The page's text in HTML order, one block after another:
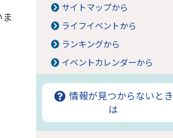
サイトマップから
ライフイベントから
ランキングから
イベントカレンダーから
情報が見つからないとき
は